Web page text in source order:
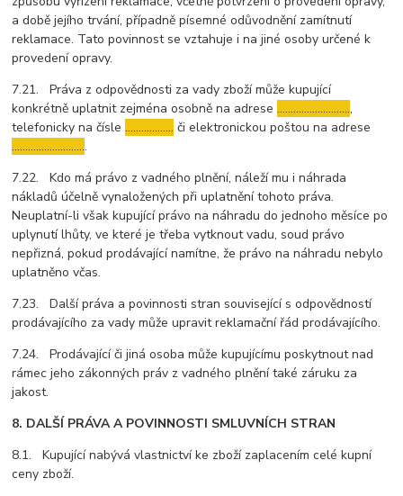
a době jejího trvání, případně písemné odůvodnění zamítnutí
reklamace. Tato povinnost se vztahuje i na jiné osoby určené k
provedení opravy.
7.21. Práva z odpovědnosti za vady zboží může kupující
konkrétně uplatnit zejména osobně na adrese………………………,
telefonicky na čísle……………… či elektronickou poštou na adrese
……………………….
7.22. Kdo má právo z vadného plnění, náleží mu i náhrada
nákladů účelně vynaložených při uplatnění tohoto práva.
Neuplatní-li však kupující právo na náhradu do jednoho měsíce po
uplynutí lhůty, ve které je třeba vytknout vadu, soud právo
nepřizná, pokud prodávající namítne, že právo na náhradu nebylo
uplatněno včas.
7.23. Další práva a povinnosti stran související s odpovědností
prodávajícího za vady může upravit reklamační řád prodávajícího.
7.24. Prodávající či jiná osoba může kupujícímu poskytnout nad
rámec jeho zákonných práv z vadného plnění také záruku za
jakost.
8. DALŠÍ PRÁVA A POVINNOSTI SMLUVNÍCH STRAN
8.1. Kupující nabývá vlastnictví ke zboží zaplacením celé kupní
ceny zboží.